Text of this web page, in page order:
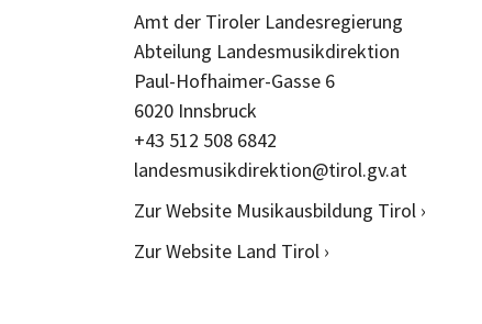
Amt der Tiroler Landesregierung
Abteilung Landesmusikdirektion
Paul-Hofhaimer-Gasse 6
6020 Innsbruck
+43 512 508 6842
landesmusikdirektion@tirol.gv.at
Zur Website Musikausbildung Tirol ›
Zur Website Land Tirol ›